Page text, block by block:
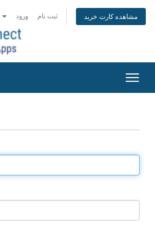
ورود ثبت نام مشاهده کارت خرید